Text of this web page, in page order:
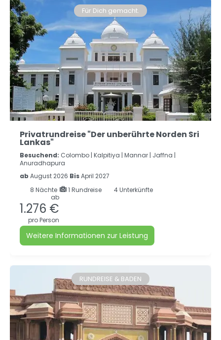
Für Dich gemacht.
Privatrundreise "Der unberührte Norden Sri
Lankas"
Besuchend: Colombo | Kalpitiya | Mannar | Jaffna |
Anuradhapura
ab August 2026 BisApril 2027
8 Nächte 1 Rundreise
4 Unterkünfte
ab
1.276 €
pro Person
Weitere Informationen zur Leistung
RUNDREISE & BADEN